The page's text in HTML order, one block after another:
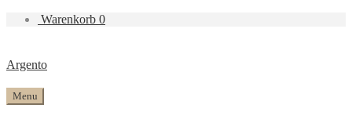
Warenkorb 0
Argento
Menu